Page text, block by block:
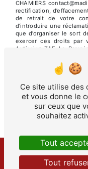
CHAMIERS
rectification,
de retrait de votre
d’introduire une
que d’organiser le sort
exercer ces droits par
Autissier ZAE La
par courrier
justificatif d'identité
vos données pendant
durée de prescription
contentieux. Vous
d'opposition au
adresse:Bloctel.gouv.fr
d’informations sur vos
Ce site utilise des
et vous donne le
sur ceux que
souhaitez
Tout
Tout